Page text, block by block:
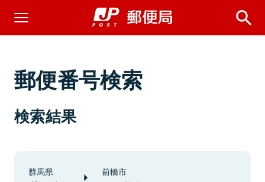
郵便番号検索
検索結果
群馬県 前橋市